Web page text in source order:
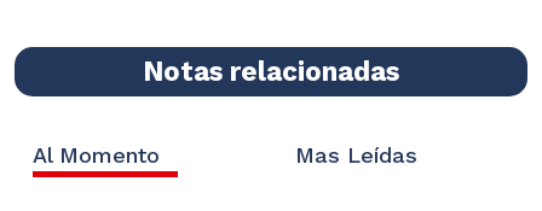
Notas relacionadas
Al Momento Mas Leídas